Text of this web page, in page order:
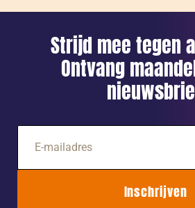
Midden-
brengt
miljoenen
Strijd mee tegen
Ontvang
mailadres
Inschrijven